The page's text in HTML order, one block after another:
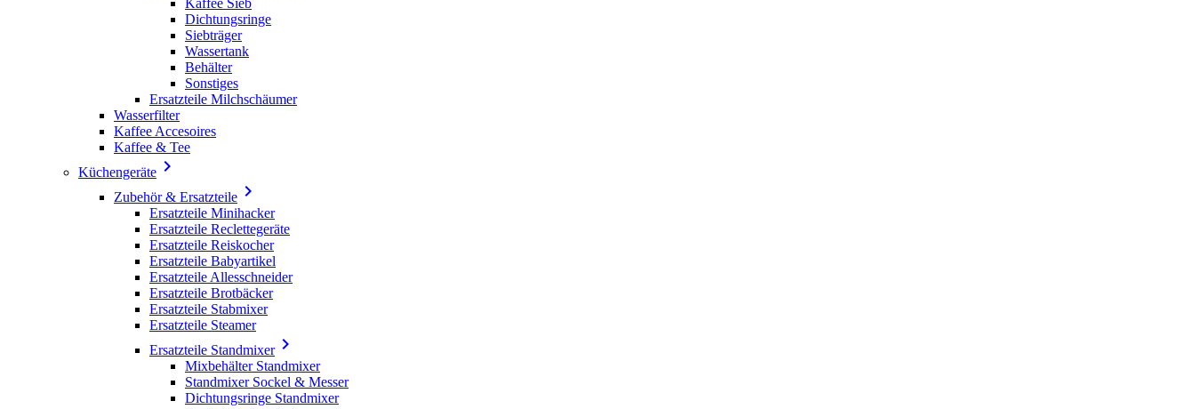
Dichtungsringe
Siebträger
Wassertank
Behälter
Sonstiges
Ersatzteile Milchschäumer
Wasserfilter
Kaffee Accesoires
Kaffee & Tee
Küchengeräte 
Zubehör & Ersatzteile 
Ersatzteile Minihacker
Ersatzteile Reclettegeräte
Ersatzteile Reiskocher
Ersatzteile Babyartikel
Ersatzteile Allesschneider
Ersatzteile Brotbäcker
Ersatzteile Stabmixer
Ersatzteile Steamer
Ersatzteile Standmixer
Mixbehälter Standmixer
Standmixer Sockel & Messer
Dichtungsringe Standmixer